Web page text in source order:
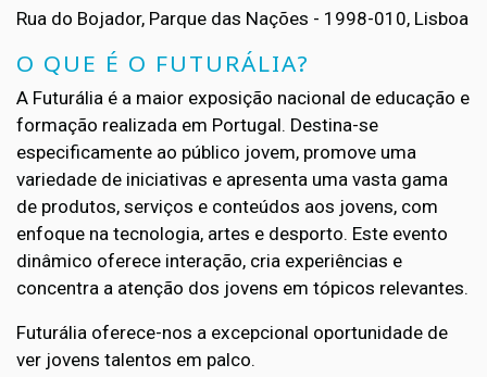
Rua do Bojador, Parque das Nações - 1998-010, Lisboa
O QUE É O FUTURÁLIA?
A Futurália é a maior exposição nacional de educação e
formação realizada em Portugal. Destina-se
especificamente ao público jovem, promove uma
variedade de iniciativas e apresenta uma vasta gama
de produtos, serviços e conteúdos aos jovens, com
enfoque na tecnologia, artes e desporto. Este evento
dinâmico oferece interação, cria experiências e
concentra a atenção dos jovens em tópicos relevantes.
Futurália oferece-nos a excepcional oportunidade de
ver jovens talentos em palco.